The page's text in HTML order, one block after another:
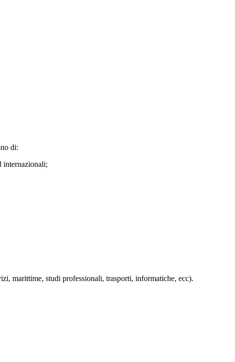
di:
internazionali;
marittime, studi professionali, trasporti, informatiche, ecc).